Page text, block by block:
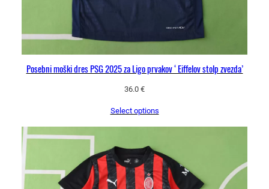
Posebni moški dres PSG 2025 za Ligo prvakov ‘Eiffelov stolp zvezda’
36.0 €
Select options